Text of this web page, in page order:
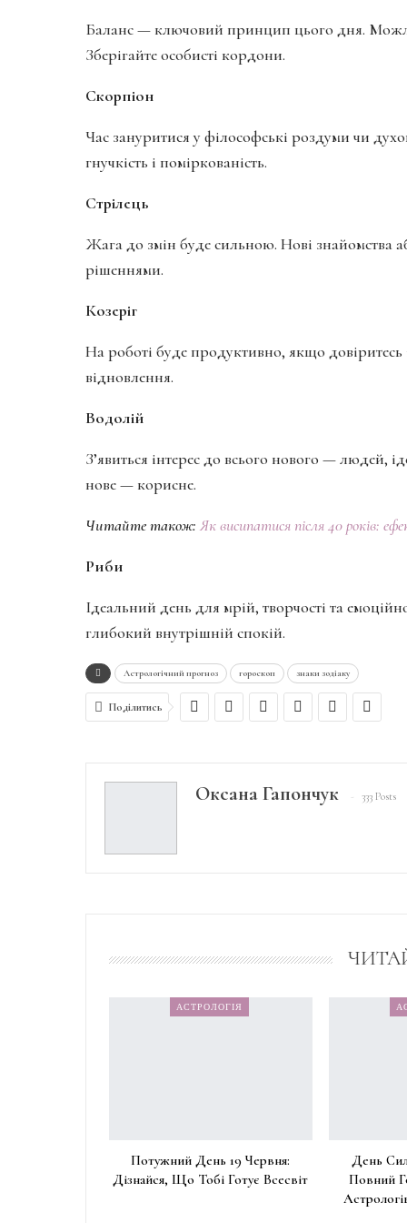
Баланс — ключовий принцип цього дня.
Зберігайте особисті кордони.
Скорпіон
Час зануритися у філософські роздуми чи
гнучкість і поміркованість.
Стрілець
Жага до змін буде сильною. Нові знайомства
рішеннями.
Козеріг
На роботі буде продуктивно, якщо
відновлення.
Водолій
З’явиться інтерес до всього нового — людей,
нове — корисне.
Читайте також: Як висипатися після 40 років:
Риби
Ідеальний день для мрій, творчості та
глибокий внутрішній спокій.
Астрологічний прогноз гороскоп знаки зодіаку
Поділитись
Оксана Гапончук 333 Posts
АСТРОЛОГІЯ
Потужний День 19 Червня:
Дізнайся, Що Тобі Готує Всесвіт
День
Повний